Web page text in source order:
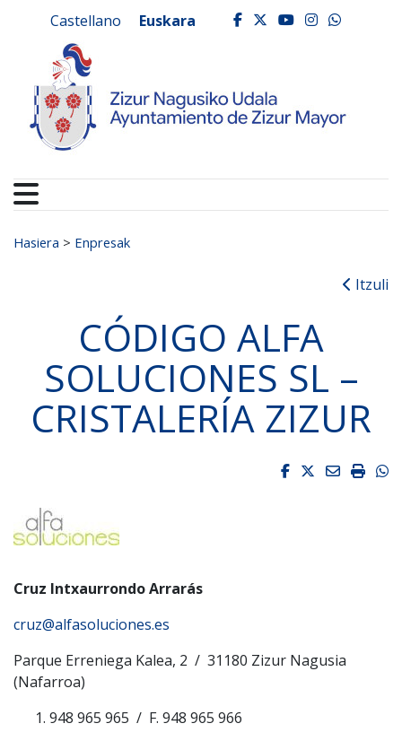
Ayuntamiento de
Castellano Euskara facebook
twitter
youtube
Search for:
Hasiera > Enpresak
Itzuli
CÓDIGO ALFA
SOLUCIONES SL –
CRISTALERÍA ZIZUR
Facebook
Twitter
Email
Cruz Intxaurrondo Arrarás
cruz@alfasoluciones.es
Parque Erreniega Kalea, 2 / 31180 Zizur Nagusia
(Nafarroa)
948 965 965 / F. 948 965 966